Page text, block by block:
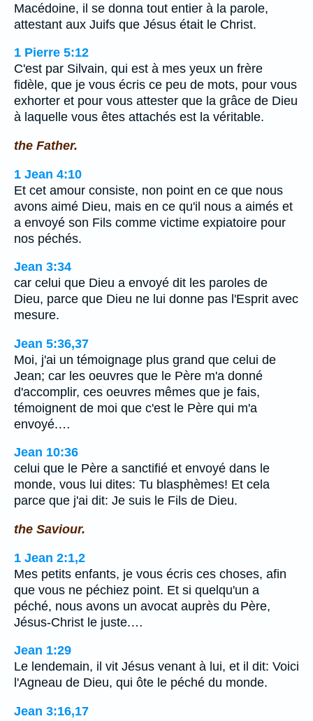
Macédoine, il se donna tout entier à la parole,
attestant aux Juifs que Jésus était le Christ.
1 Pierre 5:12
C'est par Silvain, qui est à mes yeux un frère
fidèle, que je vous écris ce peu de mots, pour vous
exhorter et pour vous attester que la grâce de Dieu
à laquelle vous êtes attachés est la véritable.
the Father.
1 Jean 4:10
Et cet amour consiste, non point en ce que nous
avons aimé Dieu, mais en ce qu'il nous a aimés et
a envoyé son Fils comme victime expiatoire pour
nos péchés.
Jean 3:34
car celui que Dieu a envoyé dit les paroles de
Dieu, parce que Dieu ne lui donne pas l'Esprit avec
mesure.
Jean 5:36,37
Moi, j'ai un témoignage plus grand que celui de
Jean; car les oeuvres que le Père m'a donné
d'accomplir, ces oeuvres mêmes que je fais,
témoignent de moi que c'est le Père qui m'a
envoyé.…
Jean 10:36
celui que le Père a sanctifié et envoyé dans le
monde, vous lui dites: Tu blasphèmes! Et cela
parce que j'ai dit: Je suis le Fils de Dieu.
the Saviour.
1 Jean 2:1,2
Mes petits enfants, je vous écris ces choses, afin
que vous ne péchiez point. Et si quelqu'un a
péché, nous avons un avocat auprès du Père,
Jésus-Christ le juste.…
Jean 1:29
Le lendemain, il vit Jésus venant à lui, et il dit: Voici
l'Agneau de Dieu, qui ôte le péché du monde.
Jean 3:16,17